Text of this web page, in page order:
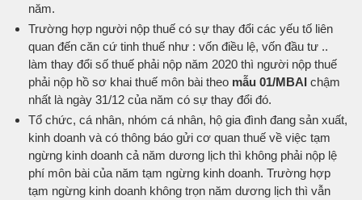
năm.
Trường hợp người nộp thuế có sự thay đổi các yếu tố liên
quan đến căn cứ tinh thuế như : vốn điều lệ, vốn đầu tư ..
làm thay đổi số thuế phải nộp năm 2020 thì người nộp thuế
phải nộp hồ sơ khai thuế môn bài theo mẫu 01/MBAIchậm
nhất là ngày 31/12 của năm có sự thay đổi đó.
Tổ chức, cá nhân, nhóm cá nhân, hộ gia đình đang sản xuất,
kinh doanh và có thông báo gửi cơ quan thuế về việc tạm
ngừng kinh doanh cả năm dương lịch thì không phải nộp lệ
phí môn bài của năm tạm ngừng kinh doanh. Trường hợp
tạm ngừng kinh doanh không trọn năm dương lịch thì vẫn